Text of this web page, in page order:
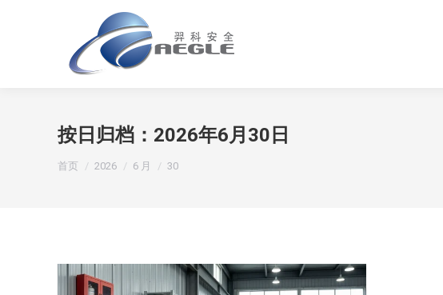
按日归档： 2026年6月30日
您在这里：
首页 2026 6 月 30